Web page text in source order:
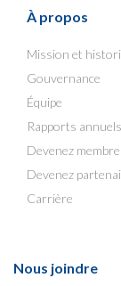
À propos
Mission et
Gouvernance
Équipe
Rapports annuels
Devenez
Devenez
Carrière
Nous joindre